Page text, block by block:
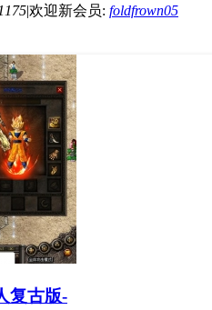
|欢迎新会员: foldfrown05
复古版-